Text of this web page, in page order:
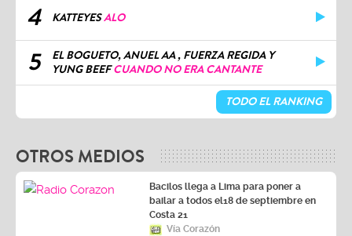
4 KATTEYESALO
5
EL BOGUETO, ANUEL AA , FUERZA REGIDA Y
YUNG BEEFCUANDO NO ERA CANTANTE
TODO EL RANKING
OTROS MEDIOS
Bacilos llega a Lima para poner a
bailar a todos el18 de septiembre en
Costa 21
Vía Corazón